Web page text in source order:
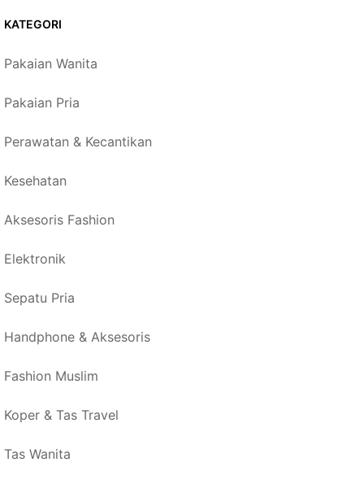
KATEGORI
Pakaian Wanita
Pakaian Pria
Perawatan & Kecantikan
Kesehatan
Aksesoris Fashion
Elektronik
Sepatu Pria
Handphone & Aksesoris
Fashion Muslim
Koper & Tas Travel
Tas Wanita